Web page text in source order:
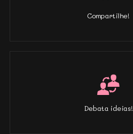
Compartilhe!
Debata ideias!